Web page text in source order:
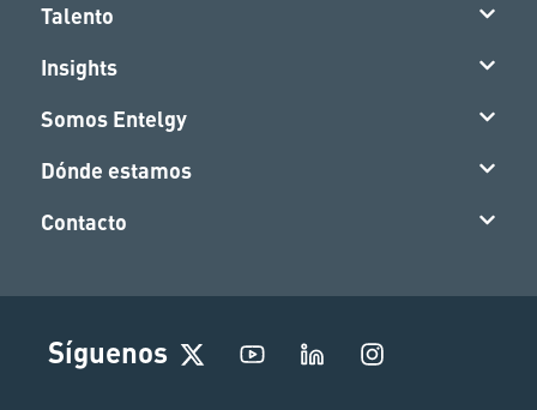
Talento
Insights
Somos Entelgy
Dónde estamos
Contacto
Síguenos
I
n